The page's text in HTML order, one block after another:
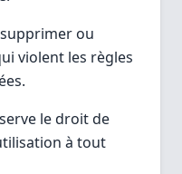
ou
violent les règles
le droit de
à tout